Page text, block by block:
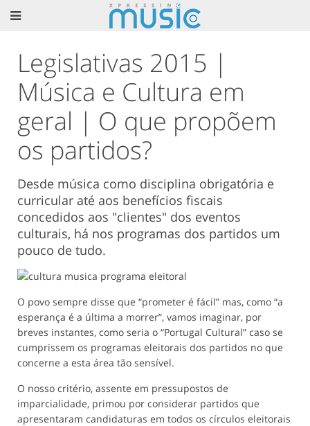
Legislativas 2015 |
Música e Cultura em
geral | O que propõem
os partidos?
Desde música como disciplina obrigatória e
curricular até aos benefícios fiscais
concedidos aos "clientes" dos eventos
culturais, há nos programas dos partidos um
pouco de tudo.
O povo sempre disse que “prometer é fácil” mas, como “a
esperança é a última a morrer”, vamos imaginar, por
breves instantes, como seria o “Portugal Cultural” caso se
cumprissem os programas eleitorais dos partidos no que
concerne a esta área tão sensível.
O nosso critério, assente em pressupostos de
imparcialidade, primou por considerar partidos que
apresentaram candidaturas em todos os círculos eleitorais